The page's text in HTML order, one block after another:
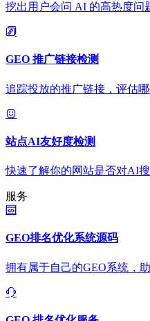
挖出用户会问 AI 的高热度问
GEO 推广链接检测
追踪投放的推广链接，评估
站点AI友好度检测
快速了解你的网站是否对AI
服务
GEO排名优化系统源码
拥有属于自己的GEO系统，